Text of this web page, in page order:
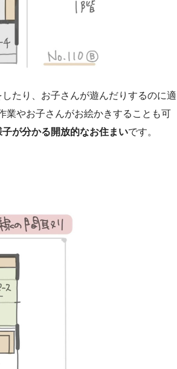
たり、お子さんが遊んだりするのに適
業やお子さんがお絵かきすることも可
が分かる開放的なお住まいです。